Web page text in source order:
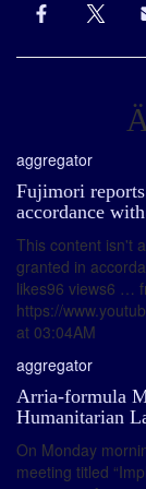
aggregator
Fujimori
accordance
This content isn't
granted in
likes96 views6 …
https://
at 03:04AM
aggregator
Arria-formula
Humanitarian
On Monday
meeting titled